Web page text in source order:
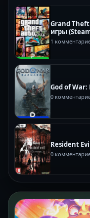
Grand Theft
игры
1
God of
0
Resident
0